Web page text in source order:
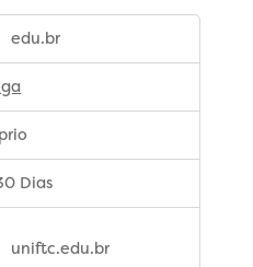
edu.br
Dias
uniftc.edu.br